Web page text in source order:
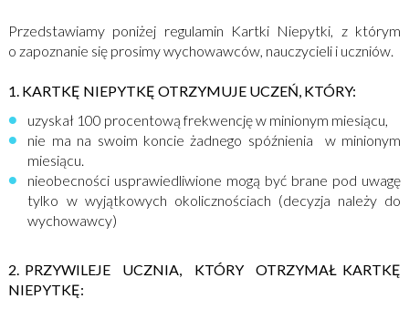
Przedstawiamy poniżej regulamin Kartki Niepytki, z którym
o zapoznanie się prosimy wychowawców, nauczycieli i uczniów.
1. KARTKĘ NIEPYTKĘ OTRZYMUJE UCZEŃ, KTÓRY:
uzyskał 100 procentową frekwencję w minionym miesiącu,
nie ma na swoim koncie żadnego spóźnienia w minionym
miesiącu.
nieobecności usprawiedliwione mogą być brane pod uwagę
tylko w wyjątkowych okolicznościach (decyzja należy do
wychowawcy)
2. PRZYWILEJE UCZNIA, KTÓRY OTRZYMAŁ KARTKĘ
NIEPYTKĘ: